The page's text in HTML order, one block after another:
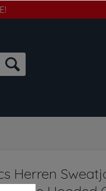
Herren